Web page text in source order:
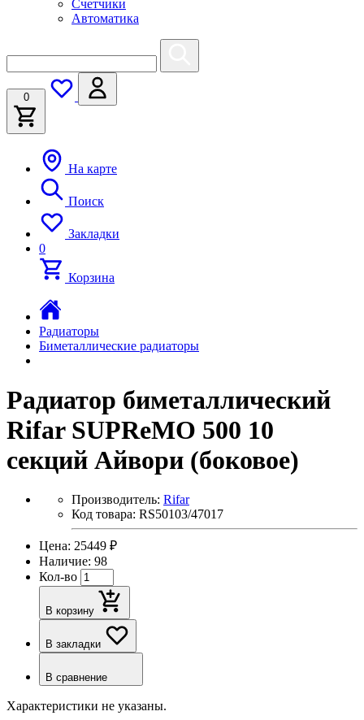
Счетчики
Автоматика
0
На карте
Поиск
Закладки
0
Корзина
Радиаторы
Биметаллические радиаторы
Радиатор биметаллический
Rifar SUPReMO 500 10
секций Айвори (боковое)
Производитель: Rifar
Код товара: RS50103/47017
Цена: 25449 ₽
Наличие: 98
Кол-во
В корзину
В закладки
В сравнение
Характеристики не указаны.